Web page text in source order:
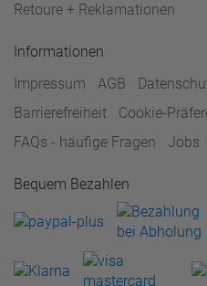
Retoure + Reklamationen
Informationen
Impressum
AGB
Barrierefreiheit
Cookie-
FAQs - häufige Fragen
Jobs
Bequem Bezahlen